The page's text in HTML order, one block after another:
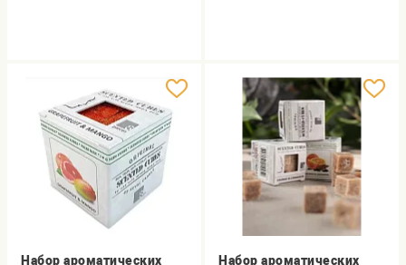
Набор ароматических
Набор ароматических